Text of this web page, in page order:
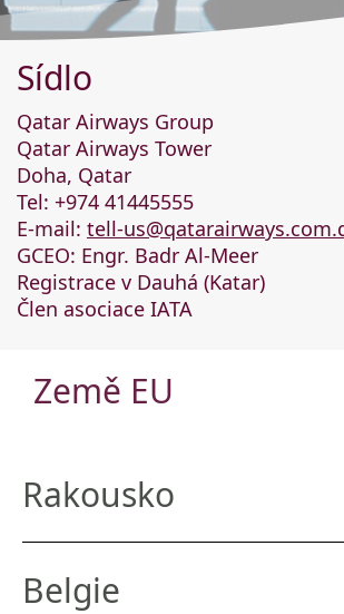
Sídlo
Qatar Airways Group
Qatar Airways Tower
Doha, Qatar
Tel: +974 41445555
E-mail: tell-
GCEO: Engr. Badr Al-Meer
Registrace v Dauhá (Katar)
Člen asociace IATA
Země EU
Rakousko
Belgie